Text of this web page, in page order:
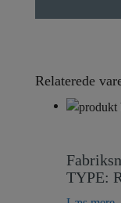
Relaterede
TYPE: